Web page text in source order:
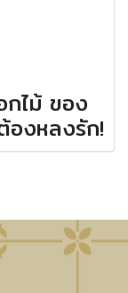
ไม้ ของ
งหลงรัก!